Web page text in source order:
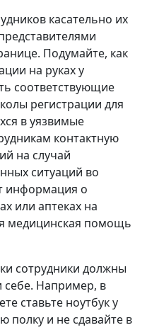
касательно их
Подумайте, как
на руках у
соответствующие
регистрации для
в уязвимые
контактную
на случай
ситуаций во
информация о
или аптеках на
медицинская помощь
сотрудники должны
себе. Например, в
ставьте ноутбук у
полку и не сдавайте в